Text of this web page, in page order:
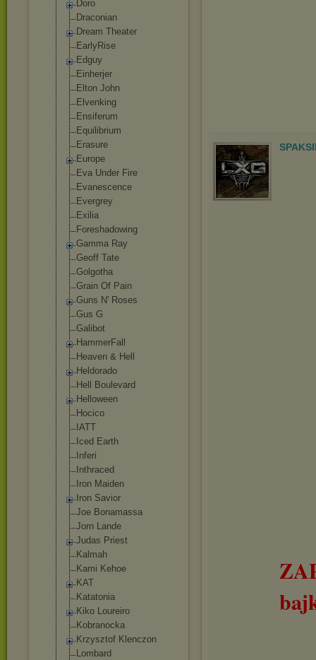
Doro
Draconian
Dream Theater
EarlyRise
Edguy
Einherjer
Elton John
Elvenking
Ensiferum
Equilibrium
Erasure
Europe
Eva Under Fire
Evanescence
Evergrey
Exilia
Foreshadowing
Gamma Ray
Geoff Tate
Golgotha
Grain Of Pain
Guns N' Roses
Gus G
Gаlibоt
HammerFall
Heaven & Hell
Heldorado
Hell Boulevard
Helloween
Hocico
IATT
Iced Earth
Inferi
Inthraced
Iron Maiden
Iron Savior
Joe Bonamassa
Jorn Lande
Judas Priest
Kalmah
Kami Kehoe
KAT
Katatonia
Kiko Loureiro
Kobranocka
Krzysztof Klenczon
Lombard